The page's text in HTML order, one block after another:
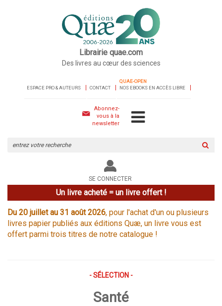
Librairie quae.com
Des livres au cœur des sciences
ESPACE PRO & AUTEURS CONTACT
QUAE-OPEN
NOS EBOOKS EN ACCÈS LIBRE
Abonnez-
vous à la
newsletter
le
site
SE CONNECTER
Un livre acheté = un livre offert !
Du 20 juillet au 31 août 2026, pour l'achat d'un ou plusieurs
livres papier publiés aux éditions Quæ, un livre vous est
offert parmi trois titres de notre catalogue !
- SÉLECTION -
Santé